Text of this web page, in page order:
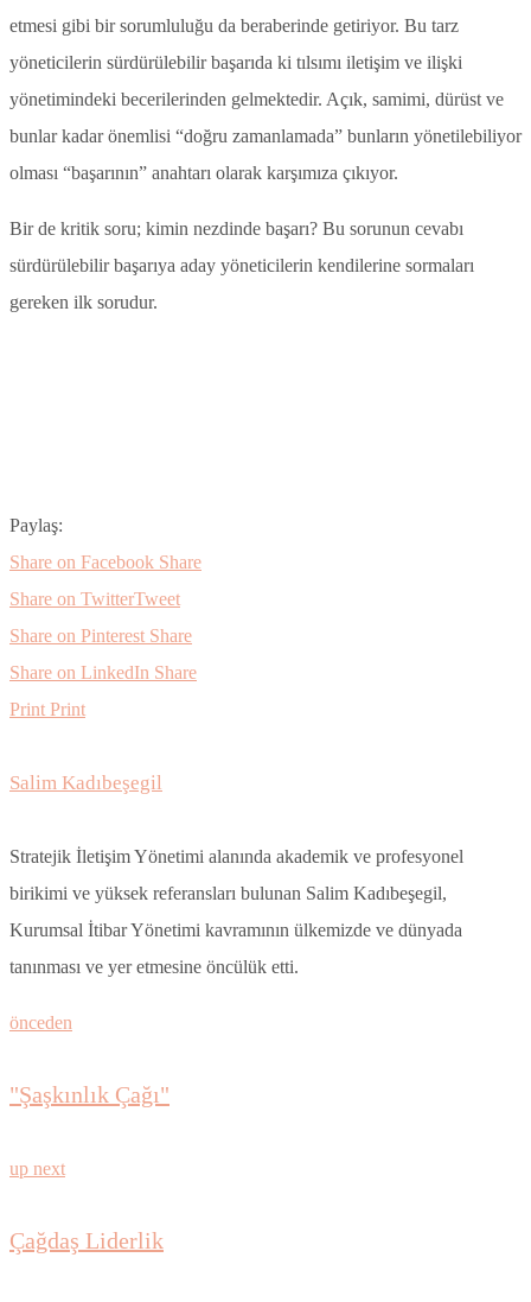
etmesi gibi bir sorumluluğu da beraberinde getiriyor. Bu tarz
yöneticilerin sürdürülebilir başarıda ki tılsımı iletişim ve ilişki
yönetimindeki becerilerinden gelmektedir. Açık, samimi, dürüst ve
bunlar kadar önemlisi “doğru zamanlamada” bunların yönetilebiliyor
olması “başarının” anahtarı olarak karşımıza çıkıyor.
Bir de kritik soru; kimin nezdinde başarı? Bu sorunun cevabı
sürdürülebilir başarıya aday yöneticilerin kendilerine sormaları
gereken ilk sorudur.
Paylaş:
Share on Facebook Share
Share on TwitterTweet
Share on Pinterest Share
Share on LinkedIn Share
Print Print
Salim Kadıbeşegil
Stratejik İletişim Yönetimi alanında akademik ve profesyonel
birikimi ve yüksek referansları bulunan Salim Kadıbeşegil,
Kurumsal İtibar Yönetimi kavramının ülkemizde ve dünyada
tanınması ve yer etmesine öncülük etti.
önceden
"Şaşkınlık Çağı"
up next
Çağdaş Liderlik